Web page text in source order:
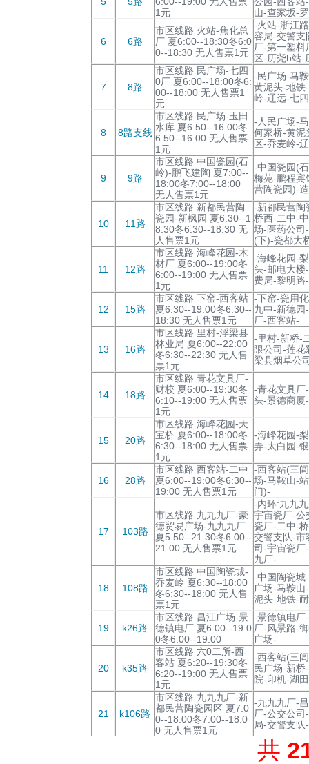
1元
山-查家坂-
6 6路
市区线路 火站-焦化总
厂 夏6:00--18:30冬6:0
0--18:30 无人售票1元
-火站-浙江
容局-交警支
厂-第一塑
区-历尧b站-
7 8路
市区线路 民广场-七四
0厂 夏6:00--18:00冬6:
00--18:00 无人售票1
元
-民广场-马
黄泥头-地铁
岭-辽远-七
8 8路支线
市区线路 民广场-玉田
水库 夏6:50--16:00冬
6:50--16:00 无人售票
1元
-人民广场-
何家桥-黄泥
区-乔麦岭-
9 9路
市区线路 中国瓷园(石
岭)-鹏飞建陶 夏7:00--
18:00冬7:00--18:00
无人售票1元
-中国瓷园(
梅苑-鹏程宾
营陶瓷园)-
10 11路
市区线路 新都民营陶
瓷园-新枫园 夏6:30--1
8:30冬6:30--18:30 无
人售票1元
-新都民营陶
桥西-二中-
场-医药公司
(下)-瓷都大
11 12路
市区线路 海峰花园-木
材厂 夏6:00--19:00冬
6:00--19:00 无人售票
1元
-海峰花园-
头-邮电大楼
费局-黎明路
12 15路
市区线路 下窑-西客站
夏6:30--19:00冬6:30--
18:30 无人售票1元
-下窑-瓷用
九中-新德园
厂-西客站-
13 16路
市区线路 里村-浮梁县
林业局 夏6:00--22:00
冬6:30--22:30 无人售
票1元
-里村-新桥-
限公司-莲
梁县烟草公
14 18路
市区线路 青花文具厂-
财校 夏6:00--19:30冬
6:10--19:00 无人售票
1元
-青花文具厂
头-景德商厦
15 20路
市区线路 海峰花园-天
宝桥 夏6:00--18:00冬
6:30--18:00 无人售票
1元
-海峰花园-
弄-太白园-
16 28路
市区线路 西客站-二中
夏6:00--19:00冬6:30--
19:00 无人售票1元
-西客站(三
场-马鞍山-
门)-
17 103路
市区线路 九九九厂-豪
德贸易广场-九九九厂
夏5:50--21:30冬6:00--
21:00 无人售票1元
-内环:九九
宇宙瓷厂-公
瓷厂-二中-
交警支队-市
司-宇宙瓷厂
九厂-
18 108路
市区线路 中国陶瓷城-
乔麦岭 夏6:30--18:00
冬6:30--18:00 无人售
票1元
-中国陶瓷城
广场-马鞍
泥头-地铁-
19 k26路
市区线路 昌江广场-景
德镇电厂 夏6:00--19:0
0冬6:00--19:00
-景德镇电厂
厂-风景路-
广场-
20 k35路
市区线路 六0二所-西
客站 夏6:20--19:30冬
6:20--19:00 无人售票
1元
-西客站(三
民广场-新
院-印机-湖
21 k106路
市区线路 九九九厂-新
都民营陶瓷园区 夏7:0
0--18:00冬7:00--18:0
0 无人售票1元
-九九九厂-
厂-公交公
局-交警支
共